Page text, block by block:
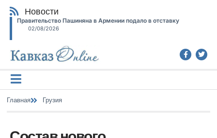
Новости
Правительство Пашиняна в Армении подало в отставку
02/08/2026
Главная Грузия